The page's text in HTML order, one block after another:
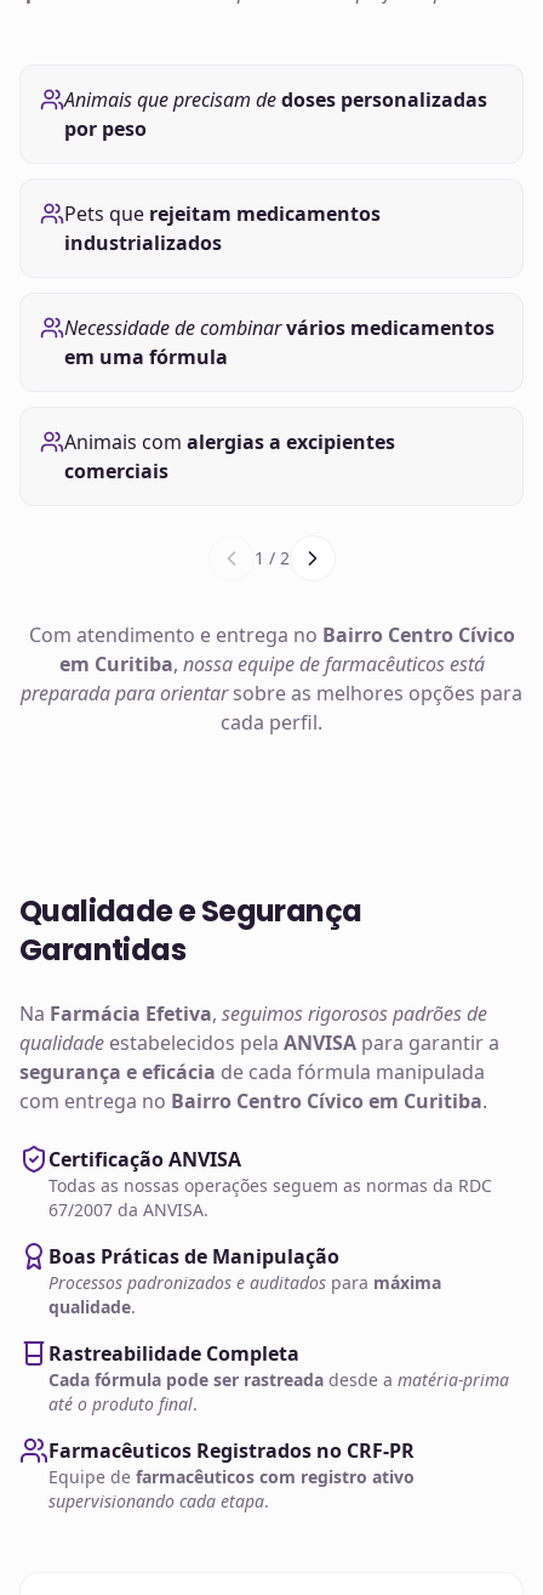
Animais que precisam dedoses personalizadas
por peso
Pets que rejeitam medicamentos
industrializados
Necessidade de combinarvários medicamentos
em uma fórmula
Animais com alergias a excipientes
comerciais
1 / 2
Com atendimento e entrega no Bairro Centro Cívico
em Curitiba, nossa equipe de farmacêuticos está
preparada para orientarsobre as melhores opções para
cada perfil.
Qualidade e Segurança
Garantidas
Na Farmácia Efetiva, seguimos rigorosos padrões de
qualidade estabelecidos pela ANVISA para garantir a
segurança e eficácia de cada fórmula manipulada
com entrega no Bairro Centro Cívico em Curitiba.
Certificação ANVISA
Todas as nossas operações seguem as normas da RDC
67/2007 da ANVISA.
Boas Práticas de Manipulação
Processos padronizados e auditados para máxima
qualidade.
Rastreabilidade Completa
Cada fórmula pode ser rastreada desde a matéria-prima
até o produto final.
Farmacêuticos Registrados no CRF-PR
Equipe de farmacêuticos com registro ativo
supervisionando cada etapa.